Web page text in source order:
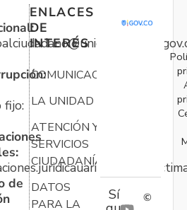
fijo:
de
ENLACES
DE
INTERÉS
COMUNICACIONES
LA UNIDAD
ATENCIÓN Y
SERVICIOS
CIUDADANÍA
DATOS
PARA LA
Sí
©